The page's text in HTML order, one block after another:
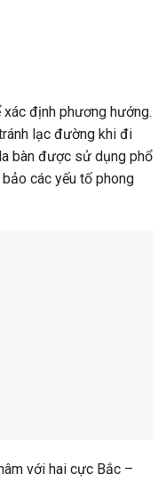
định phương hướng.
lạc đường khi đi
bàn được sử dụng phổ
các yếu tố phong
với hai cực Bắc –